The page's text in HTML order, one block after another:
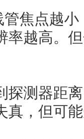
管焦点越小
率越高。
探测器距
真，但可